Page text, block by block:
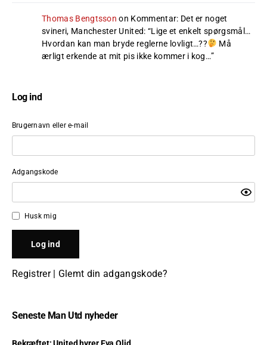
Thomas Bengtsson on Kommentar: Det er noget
svineri, Manchester United: “Lige et enkelt spørgsmål…
Hvordan kan man bryde reglerne lovligt…??
Må
ærligt erkende at mit pis ikke kommer i kog…”
Log ind
Brugernavn eller e-mail
Adgangskode
Husk mig
Registrer| Glemt din adgangskode?
Seneste Man Utd nyheder